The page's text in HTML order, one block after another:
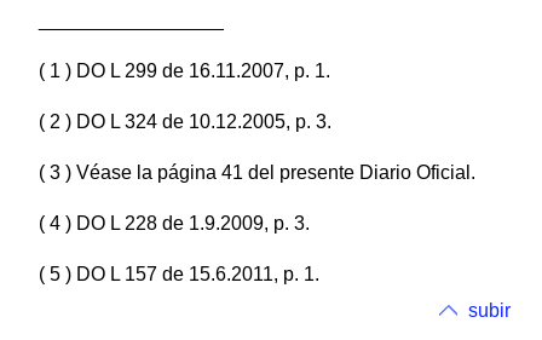
( 1 ) DO L 299 de 16.11.2007, p. 1.
( 2 ) DO L 324 de 10.12.2005, p. 3.
( 3 ) Véase la página 41 del presente Diario Oficial.
( 4 ) DO L 228 de 1.9.2009, p. 3.
( 5 ) DO L 157 de 15.6.2011, p. 1.
subir